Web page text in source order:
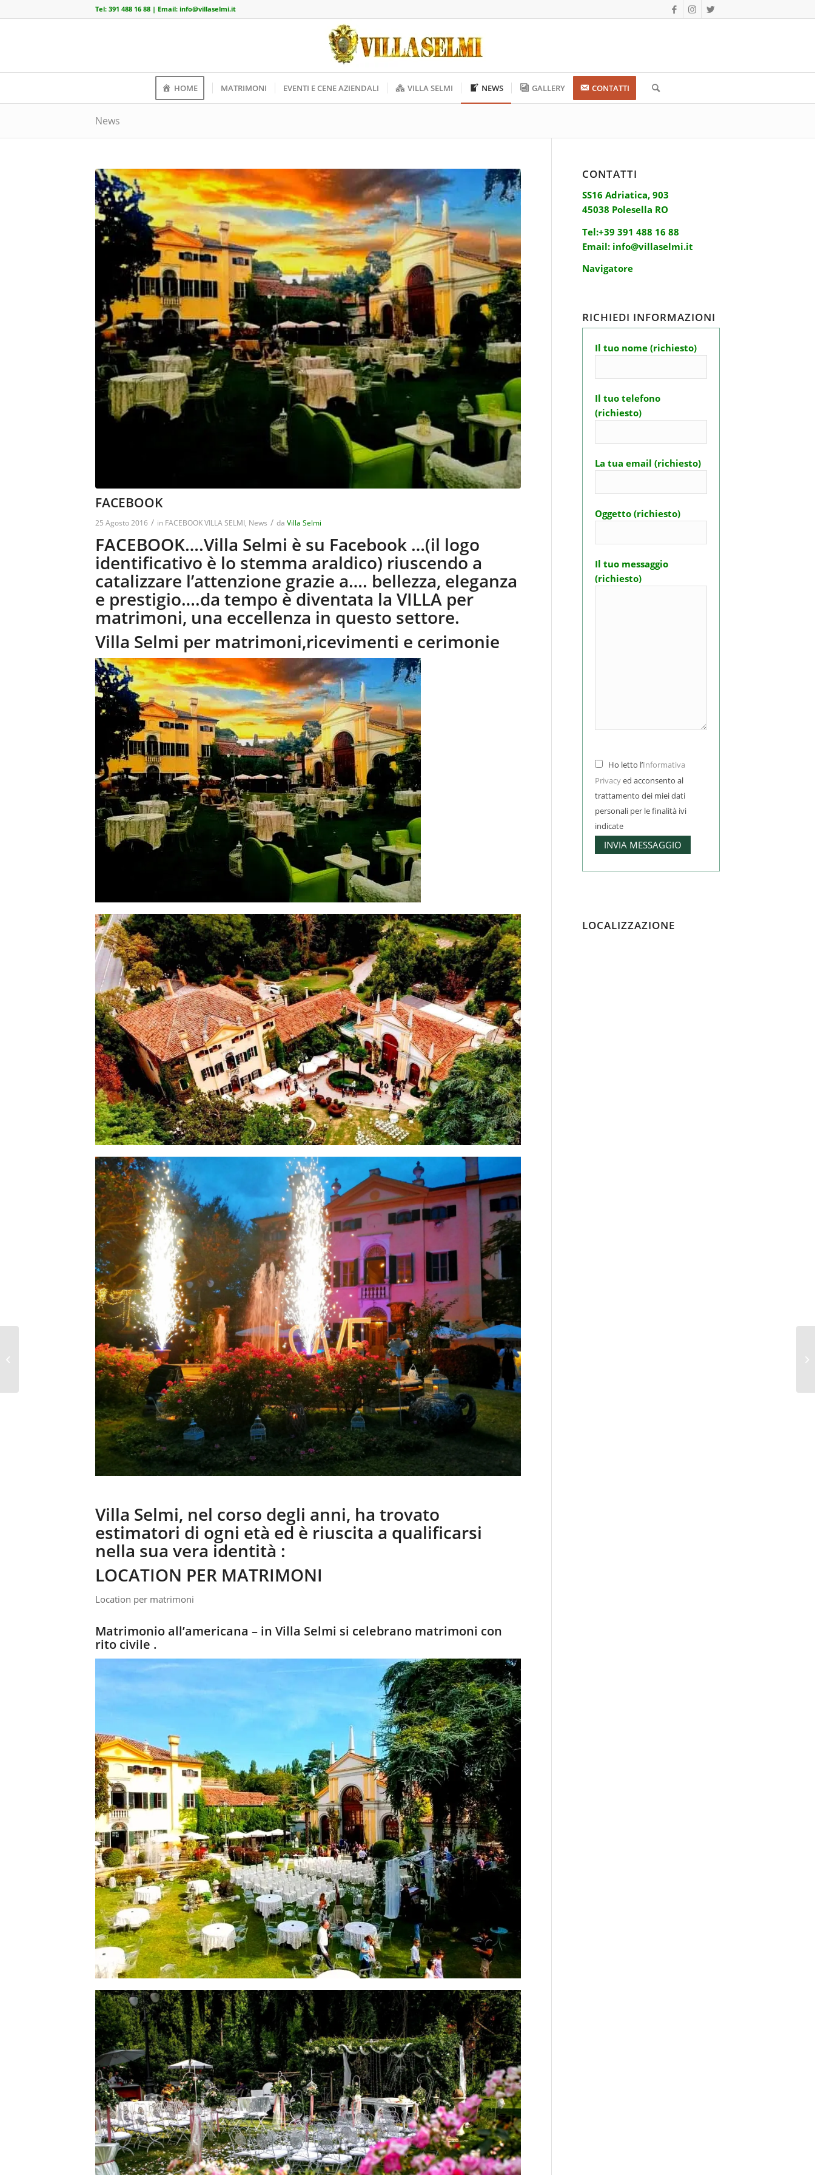
Tel: 391 488 16 88 | Email: info@villaselmi.it
HOME MATRIMONI EVENTI E CENE AZIENDALI VILLA SELMI NEWS GALLERY CONTATTI
News
FACEBOOK
25 Agosto 2016 / in FACEBOOK VILLA SELMI, News / da Villa Selmi
FACEBOOK….Villa Selmi è su Facebook …(il logo
identificativo è lo stemma araldico) riuscendo a
catalizzare l’attenzione grazie a…. bellezza, eleganza
e prestigio….da tempo è diventata la VILLA per
matrimoni, una eccellenza in questo settore.
Villa Selmi per matrimoni,ricevimenti e cerimonie
Villa Selmi, nel corso degli anni, ha trovato
estimatori di ogni età ed è riuscita a qualificarsi
nella sua vera identità :
LOCATION PER MATRIMONI
Location per matrimoni
Matrimonio all’americana – in Villa Selmi si celebrano matrimoni con
rito civile .
CONTATTI
SS16 Adriatica, 903
45038 Polesella RO
Tel:+39 391 488 16 88
Email: info@villaselmi.it
Navigatore
RICHIEDI INFORMAZIONI
Il tuo nome (richiesto)
Il tuo telefono
(richiesto)
La tua email (richiesto)
Oggetto (richiesto)
Il tuo messaggio
(richiesto)
Ho letto l’Informativa
Privacyed acconsento al
trattamento dei miei dati
personali per le finalità ivi
indicate
LOCALIZZAZIONE
FACEBOOK VILLA SELMI
INFORMAZIONI STRADALI